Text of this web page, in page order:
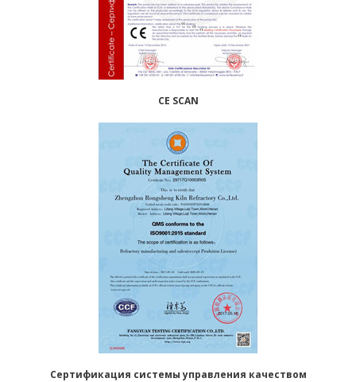
CE SCAN
Сертификация системы управления качеством